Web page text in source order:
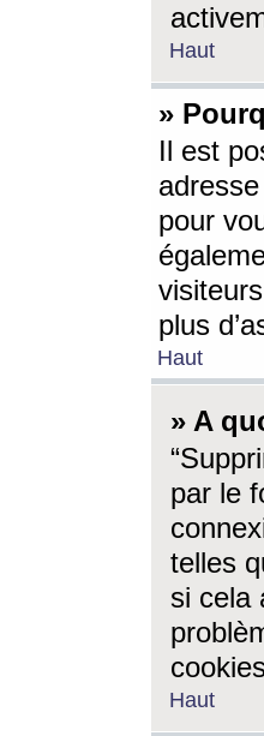
Haut
»
Il est
pour
plus
Haut
» A
par le
telles
si cela
Haut